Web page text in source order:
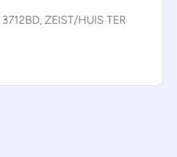
ZEIST/HUIS TER